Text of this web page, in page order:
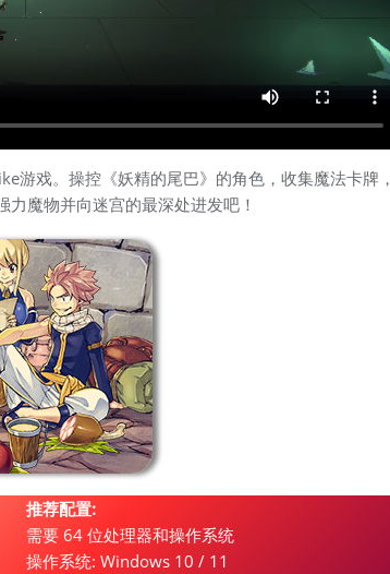
游戏。操控《妖精的尾巴》的角色，收集魔法卡牌，
魔物并向迷宫的最深处进发吧！
推荐配置:
需要 64 位处理器和操作系统
操作系统: Windows 10 / 11